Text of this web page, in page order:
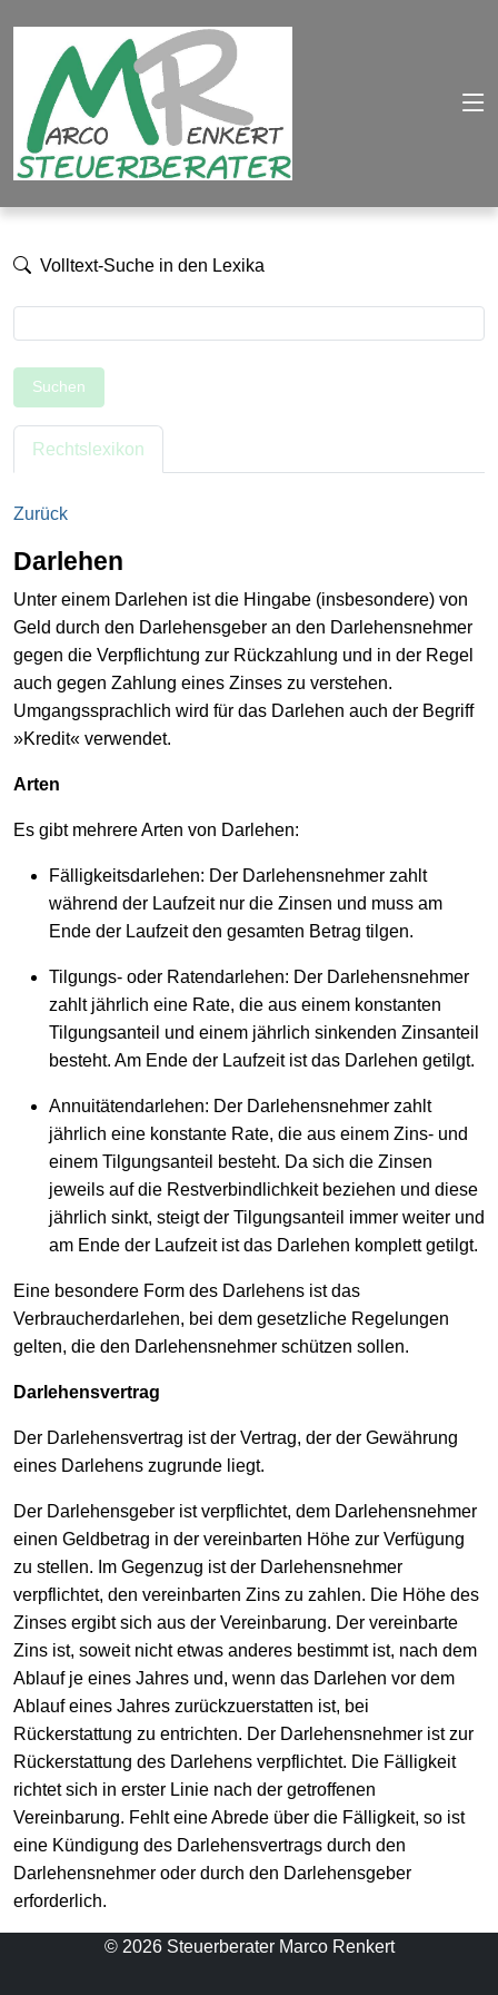
Volltext-Suche in den Lexika
Suchen
Rechtslexikon
Zurück
Darlehen
Unter einem Darlehen ist die Hingabe (insbesondere) von
Geld durch den Darlehensgeber an den Darlehensnehmer
gegen die Verpflichtung zur Rückzahlung und in der Regel
auch gegen Zahlung eines Zinses zu verstehen.
Umgangssprachlich wird für das Darlehen auch der Begriff
»Kredit« verwendet.
Arten
Es gibt mehrere Arten von Darlehen:
Fälligkeitsdarlehen: Der Darlehensnehmer zahlt
während der Laufzeit nur die Zinsen und muss am
Ende der Laufzeit den gesamten Betrag tilgen.
Tilgungs- oder Ratendarlehen: Der Darlehensnehmer
zahlt jährlich eine Rate, die aus einem konstanten
Tilgungsanteil und einem jährlich sinkenden Zinsanteil
besteht. Am Ende der Laufzeit ist das Darlehen getilgt.
Annuitätendarlehen: Der Darlehensnehmer zahlt
jährlich eine konstante Rate, die aus einem Zins- und
einem Tilgungsanteil besteht. Da sich die Zinsen
jeweils auf die Restverbindlichkeit beziehen und diese
jährlich sinkt, steigt der Tilgungsanteil immer weiter und
am Ende der Laufzeit ist das Darlehen komplett getilgt.
Eine besondere Form des Darlehens ist das
Verbraucherdarlehen, bei dem gesetzliche Regelungen
gelten, die den Darlehensnehmer schützen sollen.
Darlehensvertrag
Der Darlehensvertrag ist der Vertrag, der der Gewährung
eines Darlehens zugrunde liegt.
Der Darlehensgeber ist verpflichtet, dem Darlehensnehmer
einen Geldbetrag in der vereinbarten Höhe zur Verfügung
zu stellen. Im Gegenzug ist der Darlehensnehmer
verpflichtet, den vereinbarten Zins zu zahlen. Die Höhe des
Zinses ergibt sich aus der Vereinbarung. Der vereinbarte
Zins ist, soweit nicht etwas anderes bestimmt ist, nach dem
Ablauf je eines Jahres und, wenn das Darlehen vor dem
Ablauf eines Jahres zurückzuerstatten ist, bei
Rückerstattung zu entrichten. Der Darlehensnehmer ist zur
Rückerstattung des Darlehens verpflichtet. Die Fälligkeit
richtet sich in erster Linie nach der getroffenen
Vereinbarung. Fehlt eine Abrede über die Fälligkeit, so ist
eine Kündigung des Darlehensvertrags durch den
Darlehensnehmer oder durch den Darlehensgeber
erforderlich.
© 2026 Steuerberater Marco Renkert